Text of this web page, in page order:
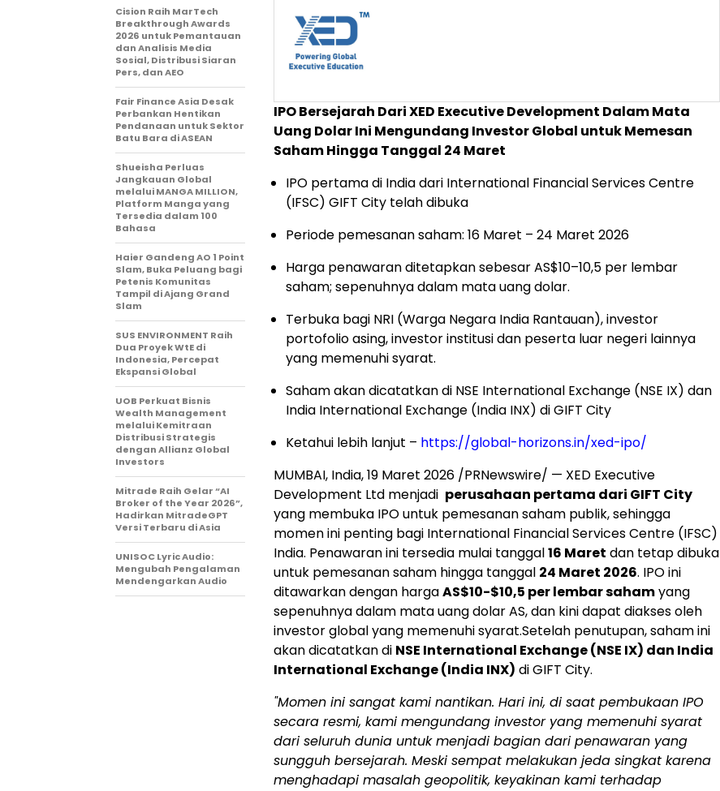
IPO Bersejarah Dari XED Executive Development Dalam Mata
Uang Dolar Ini Mengundang Investor Global untuk Memesan
Saham Hingga Tanggal 24 Maret
IPO pertama di India dari International Financial Services Centre
(IFSC) GIFT City telah dibuka
Periode pemesanan saham: 16 Maret – 24 Maret 2026
Harga penawaran ditetapkan sebesar AS$10–10,5 per lembar
saham; sepenuhnya dalam mata uang dolar.
Terbuka bagi NRI (Warga Negara India Rantauan), investor
portofolio asing, investor institusi dan peserta luar negeri lainnya
yang memenuhi syarat.
Saham akan dicatatkan di NSE International Exchange (NSE IX) dan
India International Exchange (India INX) di GIFT City
Ketahui lebih lanjut – https://global-horizons.in/xed-ipo/
MUMBAI, India,19 Maret 2026 /PRNewswire/ — XED Executive
Development Ltd menjadi perusahaan pertama dari GIFT City
yang membuka IPO untuk pemesanan saham publik, sehingga
momen ini penting bagi International Financial Services Centre (IFSC)
India. Penawaran ini tersedia mulai tanggal16 Maret dan tetap dibuka
untuk pemesanan saham hingga tanggal 24 Maret 2026. IPO ini
ditawarkan dengan hargaAS$10-$10,5 per lembar sahamyang
sepenuhnya dalam mata uang dolar AS, dan kini dapat diakses oleh
investor global yang memenuhi syarat.Setelah penutupan, saham ini
akan dicatatkan di NSE International Exchange (NSE IX) dan India
International Exchange (India INX) di GIFT City.
"Momen ini sangat kami nantikan. Hari ini, di saat pembukaan IPO
secara resmi, kami mengundang investor yang memenuhi syarat
dari seluruh dunia untuk menjadi bagian dari penawaran yang
sungguh bersejarah. Meski sempat melakukan jeda singkat karena
menghadapi masalah geopolitik, keyakinan kami terhadap
Cision Raih MarTech
Breakthrough Awards
2026 untuk Pemantauan
dan Analisis Media
Sosial, Distribusi Siaran
Pers, dan AEO
Fair Finance Asia Desak
Perbankan Hentikan
Pendanaan untuk Sektor
Batu Bara di ASEAN
Shueisha Perluas
Jangkauan Global
melalui MANGA MILLION,
Platform Manga yang
Tersedia dalam 100
Bahasa
Haier Gandeng AO 1 Point
Slam, Buka Peluang bagi
Petenis Komunitas
Tampil di Ajang Grand
Slam
SUS ENVIRONMENT Raih
Dua Proyek WtE di
Indonesia, Percepat
Ekspansi Global
UOB Perkuat Bisnis
Wealth Management
melalui Kemitraan
Distribusi Strategis
dengan Allianz Global
Investors
Mitrade Raih Gelar “AI
Broker of the Year 2026”,
Hadirkan MitradeGPT
Versi Terbaru di Asia
UNISOC Lyric Audio:
Mengubah Pengalaman
Mendengarkan Audio